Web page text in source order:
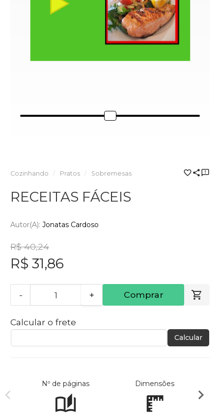
Cozinhando Pratos Sobremesas
RECEITAS FÁCEIS
Autor(a): Jonatas Cardoso
R$ 40,24
R$ 31,86
- + Comprar
Calcular o frete
Calcular
Nº de páginas Dimensões